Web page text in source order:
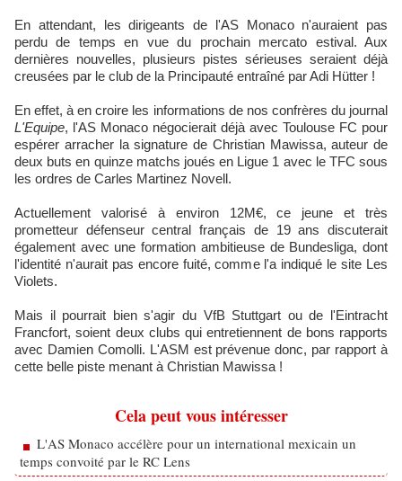
En attendant, les dirigeants de l'AS Monaco n'auraient pas
perdu de temps en vue du prochain mercato estival. Aux
dernières nouvelles, plusieurs pistes sérieuses seraient déjà
creusées par le club de la Principauté entraîné par Adi Hütter !
En effet, à en croire les informations de nos confrères du journal
L'Equipe, l'AS Monaco négocierait déjà avec Toulouse FC pour
espérer arracher la signature de Christian Mawissa, auteur de
deux buts en quinze matchs joués en Ligue 1 avec le TFC sous
les ordres de Carles Martinez Novell.
Actuellement valorisé à environ 12M€, ce jeune et très
prometteur défenseur central français de 19 ans discuterait
également avec une formation ambitieuse de Bundesliga, dont
l'identité n'aurait pas encore fuité, comme l'a indiqué le site Les
Violets.
Mais il pourrait bien s'agir du VfB Stuttgart ou de l'Eintracht
Francfort, soient deux clubs qui entretiennent de bons rapports
avec Damien Comolli. L'ASM est prévenue donc, par rapport à
cette belle piste menant à Christian Mawissa !
Cela peut vous intéresser
L'AS Monaco accélère pour un international mexicain un
temps convoité par le RC Lens